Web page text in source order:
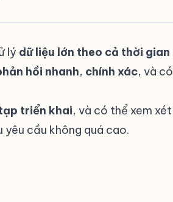
lý dữ liệu lớn theo cả thời gian
hồi nhanh, chính xác, và có
triển khai, và có thể xem xét
yêu cầu không quá cao.